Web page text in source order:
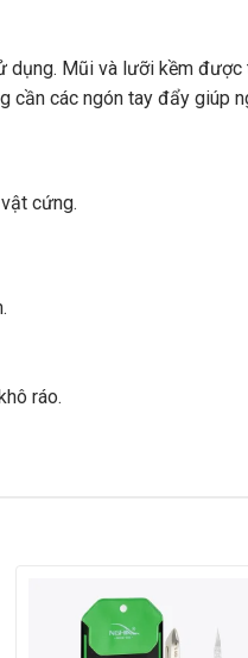
Mũi và lưỡi kềm
cần các ngón tay đẩy giúp
cứng.
ráo.